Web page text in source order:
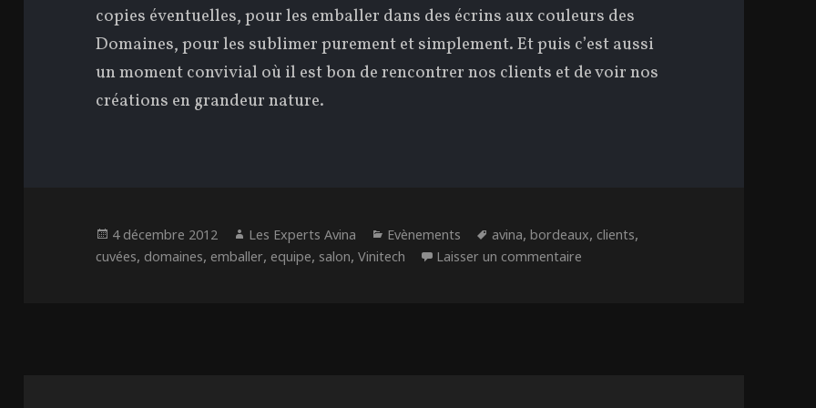
copies éventuelles, pour les emballer dans des écrins aux couleurs des
Domaines, pour les sublimer purement et simplement. Et puis c’est aussi
un moment convivial où il est bon de rencontrer nos clients et de voir nos
créations en grandeur nature.
Publié
le
4 décembre 2012 Auteur
Les Experts Avina Catégories
Evènements Étiquettes
avina,bordeaux,clients,
cuvées, domaines,emballer,equipe, salon,Vinitech Laisser un commentaire